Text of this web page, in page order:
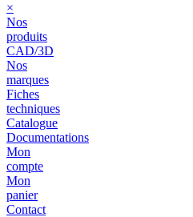
×
Nos
produits
CAD/3D
Nos
marques
Fiches
techniques
Catalogue
Documentations
Mon
compte
Mon
panier
Contact